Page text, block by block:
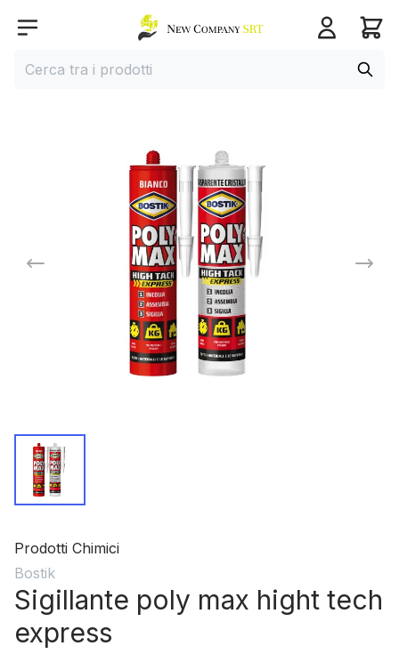
Open menu
Home page
Cerca
Prodotti Chimici
Bostik
Sigillante poly max hight tech
express